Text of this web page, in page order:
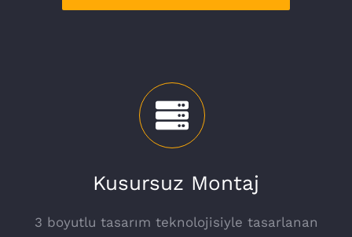
Kusursuz Montaj
3 boyutlu tasarım teknolojisiyle tasarlanan